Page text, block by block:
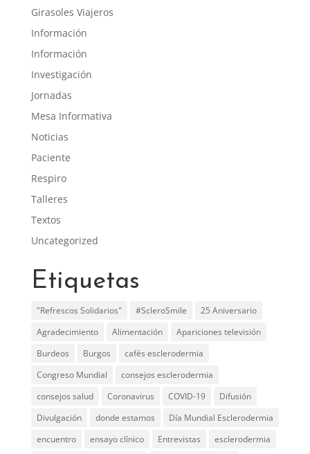
Girasoles Viajeros
Información
Información
Investigación
Jornadas
Mesa Informativa
Noticias
Paciente
Respiro
Talleres
Textos
Uncategorized
Etiquetas
"Refrescos Solidarios" #ScleroSmile
25 Aniversario
Agradecimiento
Alimentación
Apariciones televisión
Burdeos
Burgos
cafés esclerodermia
Congreso Mundial
consejos esclerodermia
consejos salud
Coronavirus COVID-19
Difusión
Divulgación
donde estamos
Día Mundial Esclerodermia
encuentro
ensayo clínico Entrevistas
esclerodermia